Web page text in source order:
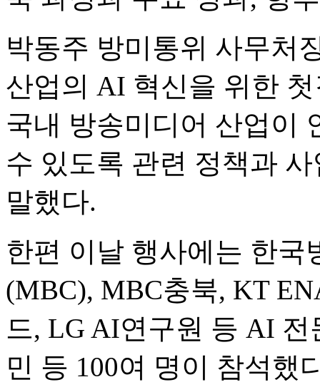
박동주 방미통위 사무처
산업의 AI 혁신을 위한
국내 방송미디어 산업이
수 있도록 관련 정책과
말했다.
한편 이날 행사에는 한국
(MBC), MBC충북, KT
드, LG AI연구원 등 AI
민 등 100여 명이 참석했